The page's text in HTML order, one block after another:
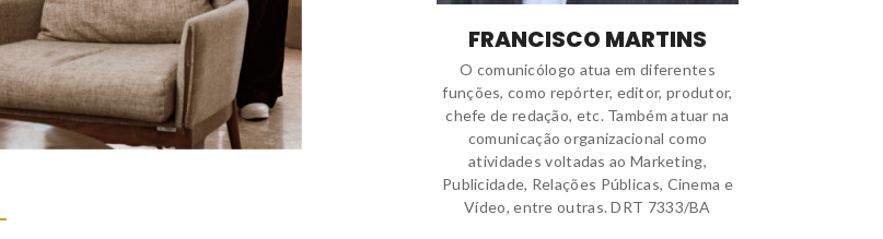
FRANCISCO MARTINS
O comunicólogo atua em diferentes
funções, como repórter, editor, produtor,
chefe de redação, etc. Também atuar na
comunicação organizacional como
atividades voltadas ao Marketing,
Publicidade, Relações Públicas, Cinema e
Vídeo, entre outras. DRT 7333/BA